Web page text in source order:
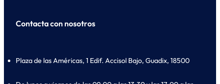
Contacta con nosotros
Plaza de las Américas, 1 Edif. Accisol Bajo, Guadix, 18500